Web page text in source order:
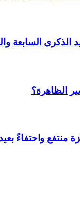
الذكرى
الظاهرة؟
منتفع واحتفاءً